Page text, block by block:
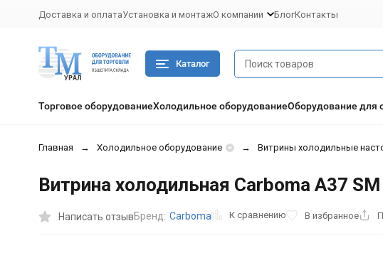
Доставка и оплатаУстановка и монтажО компании БлогКонтакты
Каталог
Торговое оборудованиеХолодильное оборудованиеОборудование для
Главная Холодильное оборудование Витрины холодильные
Витрина холодильная Carboma A37
Написать отзывБренд: Carboma К сравнению В избранное